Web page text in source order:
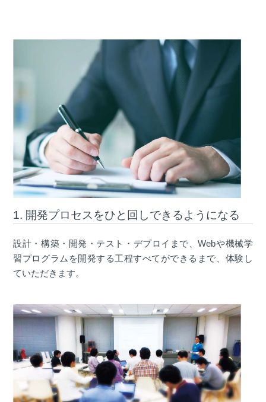
1. 開発プロセスをひと回しできるようになる
設計・構築・開発・テスト・デプロイまで、Webや機械学
習プログラムを開発する工程すべてができるまで、体験し
ていただきます。